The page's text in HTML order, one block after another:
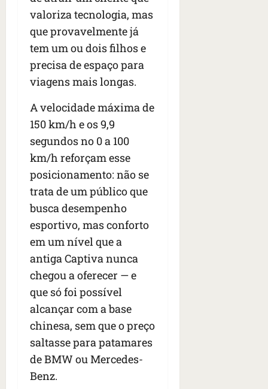
valoriza tecnologia, mas
que provavelmente já
tem um ou dois filhos e
precisa de espaço para
viagens mais longas.
A velocidade máxima de
150 km/h e os 9,9
segundos no 0 a 100
km/h reforçam esse
posicionamento: não se
trata de um público que
busca desempenho
esportivo, mas conforto
em um nível que a
antiga Captiva nunca
chegou a oferecer — e
que só foi possível
alcançar com a base
chinesa, sem que o preço
saltasse para patamares
de BMW ou Mercedes-
Benz.